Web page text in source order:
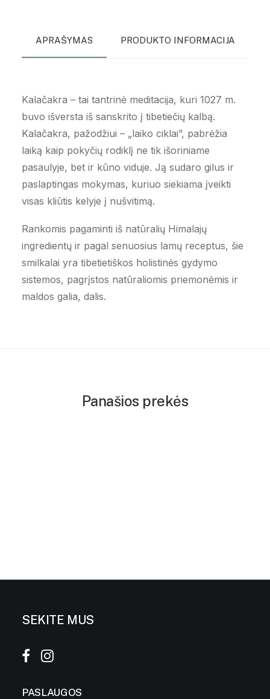
APRAŠYMAS PRODUKTO INFORMACIJA
Kalačakra – tai tantrinė meditacija, kuri 1027 m.
buvo išversta iš sanskrito į tibetiečių kalbą.
Kalačakra, pažodžiui – „laiko ciklai”, pabrėžia
laiką kaip pokyčių rodiklį ne tik išoriniame
pasaulyje, bet ir kūno viduje. Ją sudaro gilus ir
paslaptingas mokymas, kuriuo siekiama įveikti
visas kliūtis kelyje į nušvitimą.
Rankomis pagaminti iš natūralių Himalajų
ingredientų ir pagal senuosius lamų receptus, šie
smilkalai yra tibetietiškos holistinės gydymo
sistemos, pagrįstos natūraliomis priemonėmis ir
maldos galia, dalis.
Panašios prekės
SEKITE MUS
PASLAUGOS